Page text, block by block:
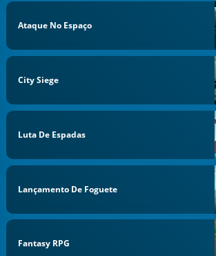
Ataque No Espaço
City Siege
Luta De Espadas
Lançamento De Foguete
Fantasy RPG